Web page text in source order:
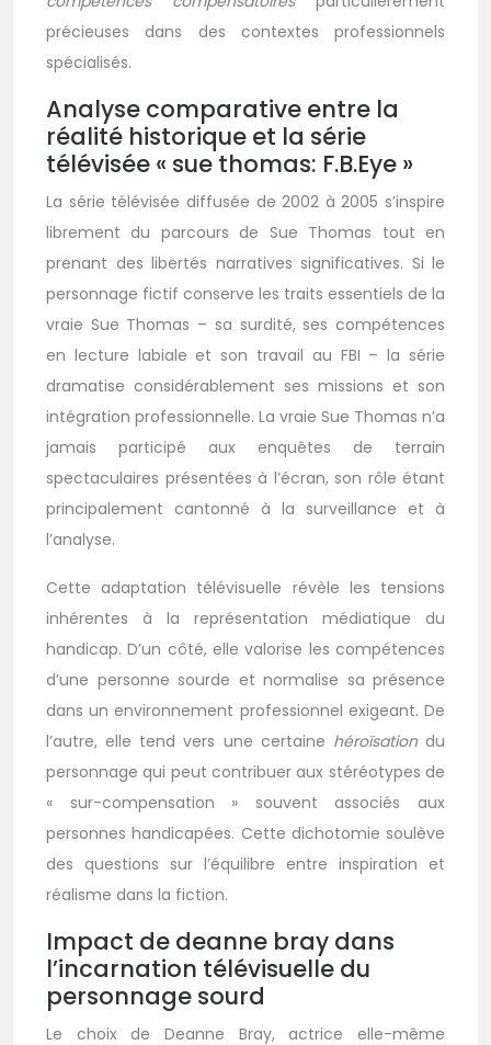
précieuses dans des contextes professionnels
spécialisés.
Analyse comparative entre la
réalité historique et la série
télévisée « sue thomas: F.B.Eye »
La série télévisée diffusée de 2002 à 2005 s’inspire
librement du parcours de Sue Thomas tout en
prenant des libertés narratives significatives. Si le
personnage fictif conserve les traits essentiels de la
vraie Sue Thomas – sa surdité, ses compétences
en lecture labiale et son travail au FBI – la série
dramatise considérablement ses missions et son
intégration professionnelle. La vraie Sue Thomas n’a
jamais participé aux enquêtes de terrain
spectaculaires présentées à l’écran, son rôle étant
principalement cantonné à la surveillance et à
l’analyse.
Cette adaptation télévisuelle révèle les tensions
inhérentes à la représentation médiatique du
handicap. D’un côté, elle valorise les compétences
d’une personne sourde et normalise sa présence
dans un environnement professionnel exigeant. De
l’autre, elle tend vers une certaine héroïsationdu
personnage qui peut contribuer aux stéréotypes de
« sur-compensation » souvent associés aux
personnes handicapées. Cette dichotomie soulève
des questions sur l’équilibre entre inspiration et
réalisme dans la fiction.
Impact de deanne bray dans
l’incarnation télévisuelle du
personnage sourd
Le choix de Deanne Bray, actrice elle-même